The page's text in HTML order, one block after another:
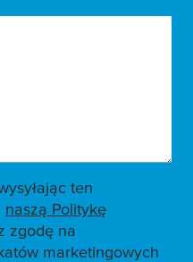
ten
naszą Politykę
zgodę na
marketingowych